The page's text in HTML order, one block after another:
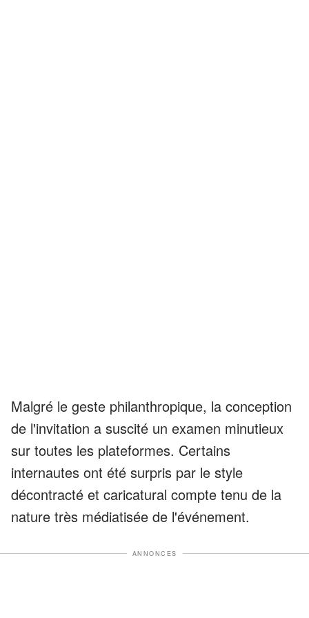
Malgré le geste philanthropique, la conception
de l'invitation a suscité un examen minutieux
sur toutes les plateformes. Certains
internautes ont été surpris par le style
décontracté et caricatural compte tenu de la
nature très médiatisée de l'événement.
ANNONCES